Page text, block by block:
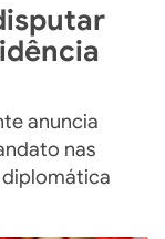
anuncia
nas